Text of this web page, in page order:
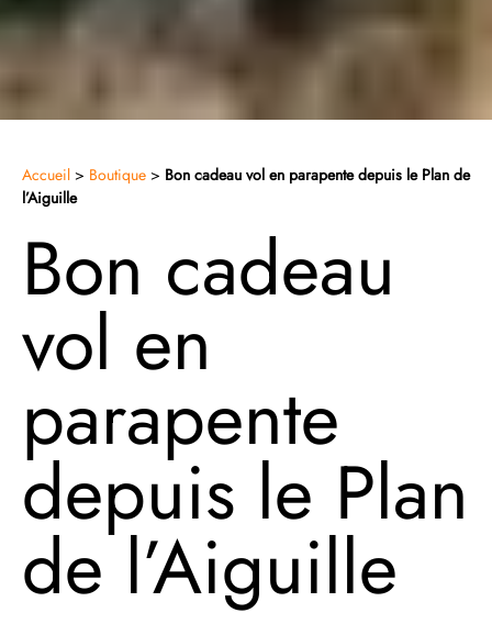
Accueil > Boutique > Bon cadeau vol en parapente depuis le Plan de
l’Aiguille
Bon cadeau
vol en
parapente
depuis le Plan
de l’Aiguille